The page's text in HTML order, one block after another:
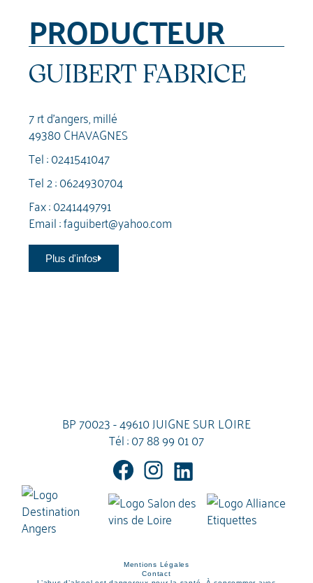
PRODUCTEUR
GUIBERT FABRICE
7 rt d'angers, millé
49380 CHAVAGNES
Tel :0241541047
Tel 2 :0624930704
Fax : 0241449791
Email :faguibert@yahoo.com
Plus d'infos
BP 70023 - 49610 JUIGNE SUR LOIRE
Tél :07 88 99 01 07
Mentions Légales
Contact